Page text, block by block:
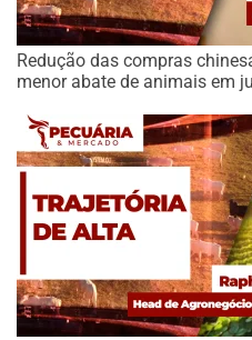
Redução das compras
menor abate de animais em